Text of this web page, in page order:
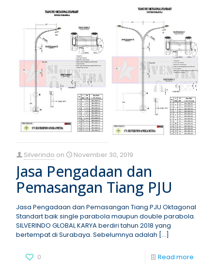
Silverindo on November 30, 2019
Jasa Pengadaan dan
Pemasangan Tiang PJU
Jasa Pengadaan dan Pemasangan Tiang PJU Oktagonal
Standart baik single parabola maupun double parabola.
SILVERINDO GLOBAL KARYA berdiri tahun 2018 yang
bertempat di Surabaya. Sebelumnya adalah […]
0 Read more